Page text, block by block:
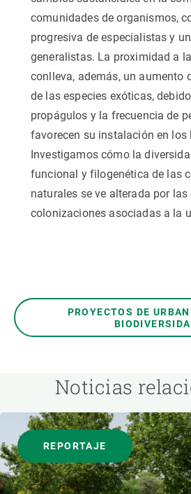
comunidades de organismos,
progresiva de especialistas y
generalistas. La proximidad a
conlleva, además, un aumento
de las especies exóticas,
propágulos y la frecuencia de
favorecen su instalación en los
Investigamos cómo la
funcional y filogenética de las
naturales se ve alterada por
colonizaciones asociadas a la
PROYECTOS DE
Noticias
REPORTAJE